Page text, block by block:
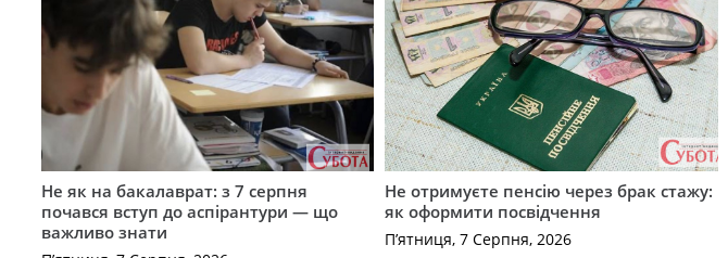
Не як на бакалаврат: з 7 серпня
почався вступ до аспірантури — що
важливо знати
Не отримуєте пенсію через брак стажу:
як оформити посвідчення
П’ятниця, 7 Серпня, 2026